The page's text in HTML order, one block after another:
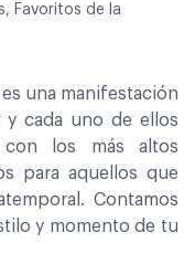
Favoritos de la
una manifestación
y cada uno de ellos
los más altos
para aquellos que
Contamos
y momento de tu